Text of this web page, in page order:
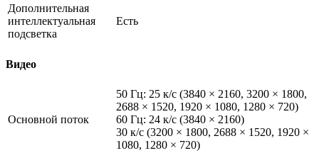
Дополнительная
интеллектуальная
подсветка
Есть
Видео
Основной поток
50 Гц: 25 к/с (3840 × 2160, 3200 × 1800,
2688 × 1520, 1920 × 1080, 1280 × 720)
60 Гц: 24 к/с (3840 × 2160)
30 к/с (3200 × 1800, 2688 × 1520, 1920 ×
1080, 1280 × 720)